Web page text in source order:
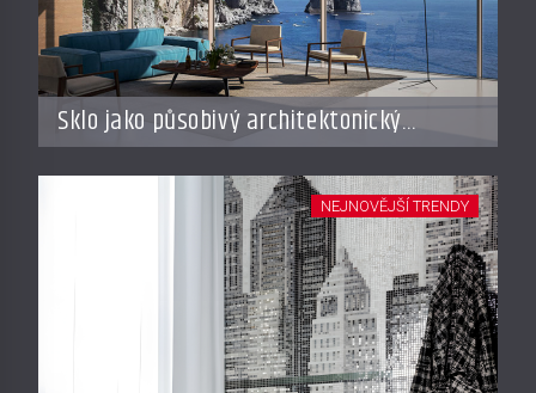
Sklo jako působivý architektonický
materiál
NEJNOVĚJŠÍ TRENDY